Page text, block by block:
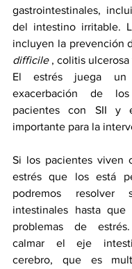
gastrointestinales,
del intestino irritable.
incluyen la prevención
difficile , colitis ulcerosa
El estrés juega
exacerbación de
pacientes con SII y
importante para la
Si los pacientes viven
estrés que los está
podremos resolver
intestinales hasta que
problemas de
calmar el eje
cerebro, que es